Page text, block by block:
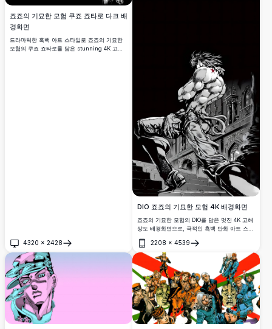
죠죠의 기묘한 모험 쿠죠 죠타로 다크 배
경화면
드라마틱한 흑백 아트 스타일로 죠죠의 기묘한
모험의 쿠죠 죠타로를 담은 stunning 4K 고해
4320 × 2428
열기
DIO 죠죠의 기묘한 모험 4K 배경화면
죠죠의 기묘한 모험의 DIO를 담은 멋진 4K 고해
상도 배경화면으로, 극적인 흑백 만화 아트 스타
께 그의 근육질 모습을 선보입니다.
2208 × 4539
열기